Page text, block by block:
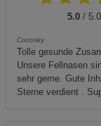
5.0 / 5.0
Cocosky
Tolle gesunde
Unsere Fellnasen
sehr gerne. Gute
Sterne verdient .